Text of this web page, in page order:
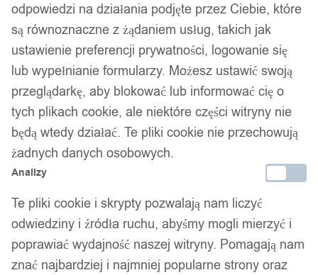
odpowiedzi na działania podjęte przez Ciebie, które
są równoznaczne z żądaniem usług, takich jak
ustawienie preferencji prywatności, logowanie się
lub wypełnianie formularzy. Możesz ustawić swoją
przeglądarkę, aby blokować lub informować cię o
tych plikach cookie, ale niektóre części witryny nie
będą wtedy działać. Te pliki cookie nie przechowują
żadnych danych osobowych.
Analizy
Te pliki cookie i skrypty pozwalają nam liczyć
odwiedziny i źródła ruchu, abyśmy mogli mierzyć i
poprawiać wydajność naszej witryny. Pomagają nam
znać najbardziej i najmniej popularne strony oraz